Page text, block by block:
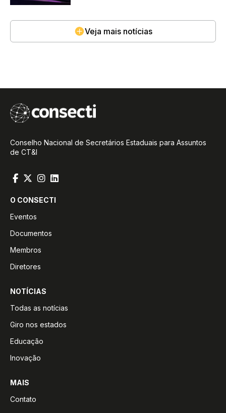
Veja mais notícias
Conselho Nacional de Secretários Estaduais para Assuntos
de CT&I
O CONSECTI
Eventos
Documentos
Membros
Diretores
NOTÍCIAS
Todas as notícias
Giro nos estados
Educação
Inovação
MAIS
Contato